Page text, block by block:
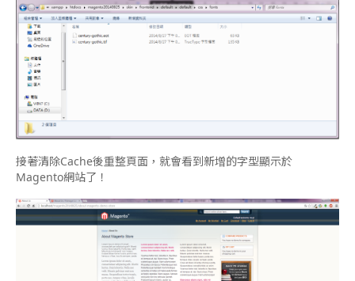
接著清除Cache後重整頁面，就會看到新增的字型顯示於
Magento網站了！